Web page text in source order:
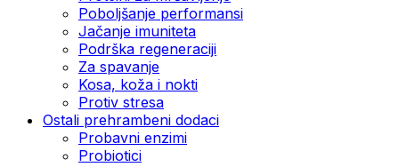
Poboljšanje performansi
Jačanje imuniteta
Podrška regeneraciji
Za spavanje
Kosa, koža i nokti
Protiv stresa
Ostali prehrambeni dodaci
Probavni enzimi
Probiotici